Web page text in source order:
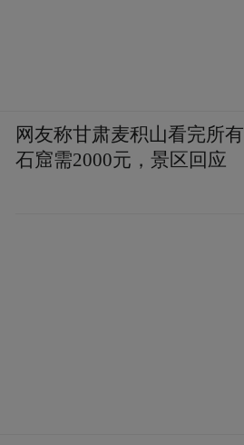
网友称甘肃麦积山看完所有
石窟需2000元，景区回应